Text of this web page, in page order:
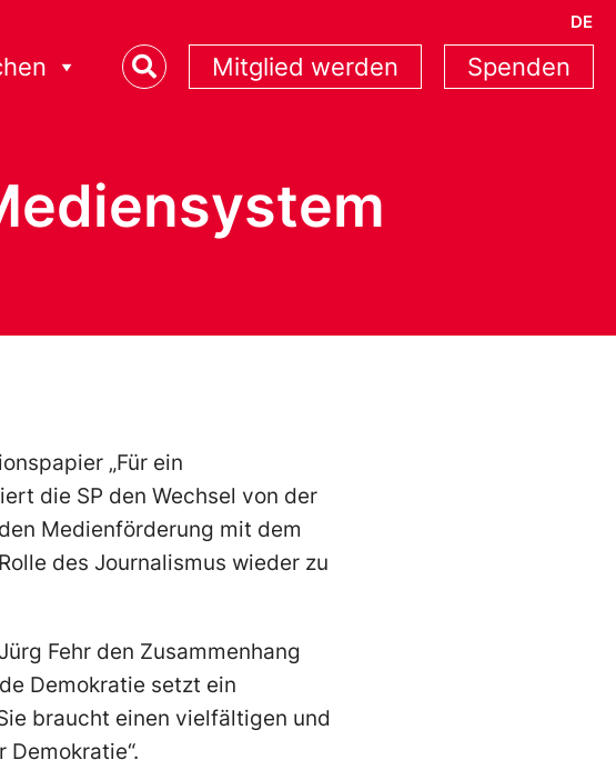
DE
Mitglied werden Spenden
„Für ein
die SP den Wechsel von der
Medienförderung mit dem
des Journalismus wieder zu
Fehr den Zusammenhang
Demokratie setzt ein
braucht einen vielfältigen und